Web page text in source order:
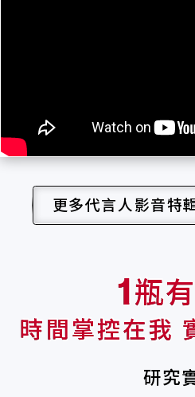
更多代言人影音特
1瓶
時間掌控在我
研究